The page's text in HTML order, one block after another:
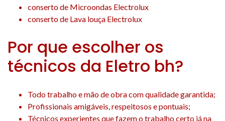
conserto de Microondas Electrolux
conserto de Lava louça Electrolux
Por que escolher os
técnicos da Eletro bh?
Todo trabalho e mão de obra com qualidade garantida;
Profissionais amigáveis, respeitosos e pontuais;
Técnicos experientes que fazem o trabalho certo já na